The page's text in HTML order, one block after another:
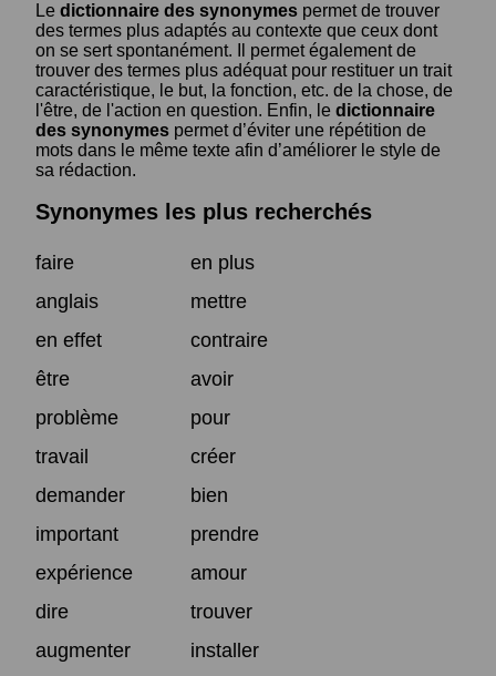
Le dictionnaire des synonymes permet de trouver
des termes plus adaptés au contexte que ceux dont
on se sert spontanément. Il permet également de
trouver des termes plus adéquat pour restituer un trait
caractéristique, le but, la fonction, etc. de la chose, de
l'être, de l'action en question. Enfin, le dictionnaire
des synonymes permet d’éviter une répétition de
mots dans le même texte afin d’améliorer le style de
sa rédaction.
Synonymes les plus recherchés
faire
en plus
anglais
mettre
en effet
contraire
être
avoir
problème
pour
travail
créer
demander
bien
important
prendre
expérience
amour
dire
trouver
augmenter
installer